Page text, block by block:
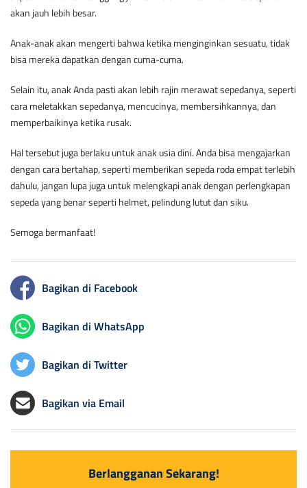
akan jauh lebih besar.
Anak-anak akan mengerti bahwaketika menginginkansesuatu, tidak
bisa mereka dapatkan dengan cuma-cuma.
Selain itu, anak Anda pasti akan lebih rajin merawat sepedanya, seperti
cara meletakkan sepedanya, mencucinya, membersihkannya, dan
memperbaikinya ketika rusak.
Hal tersebut juga berlaku untuk anak usia dini. Anda bisa mengajarkan
dengan cara bertahap, seperti memberikan sepeda roda empat terlebih
dahulu, jangan lupa juga untuk melengkapi anak dengan perlengkapan
sepeda yang benar seperti helmet, pelindung lutut dan siku.
Semoga bermanfaat!
Bagikan di Facebook
Bagikan di WhatsApp
Bagikan di Twitter
Bagikan via Email
Berlangganan Sekarang!